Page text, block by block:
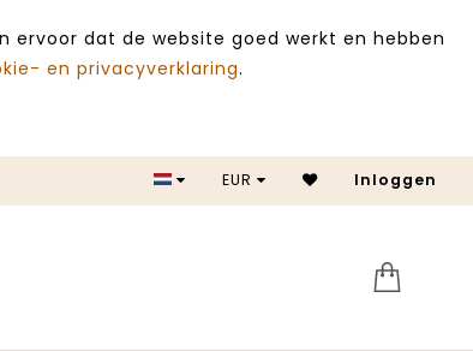
ervoor dat de website goed werkt en hebben
en privacyverklaring.
SALE
EUR Inloggen